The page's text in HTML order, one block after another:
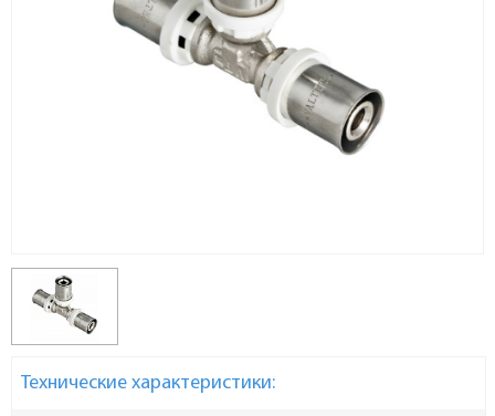
Технические характеристики: